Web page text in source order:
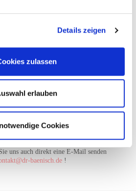
Details zeigen
zulassen
erlauben
Cookies
zu
uns auch direkt eine E-Mail senden
baenisch.de!